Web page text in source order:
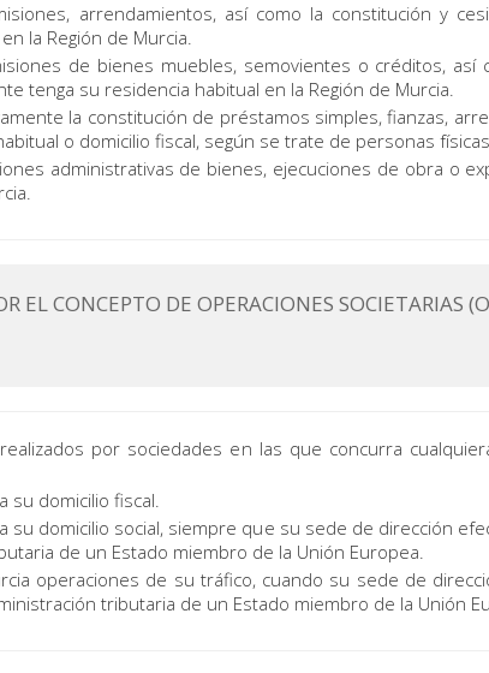
arrendamientos, así como la constitución y
la Región de Murcia.
de bienes muebles, semovientes o créditos,
tenga su residencia habitual en la Región de Murcia.
la constitución de préstamos simples, fianzas,
o domicilio fiscal, según se trate de personas
administrativas de bienes, ejecuciones de obra o
EL CONCEPTO DE OPERACIONES SOCIETARIAS
por sociedades en las que concurra
su domicilio fiscal.
su domicilio social, siempre que su sede de dirección
de un Estado miembro de la Unión Europea.
operaciones de su tráfico, cuando su sede de
tributaria de un Estado miembro de la Unión